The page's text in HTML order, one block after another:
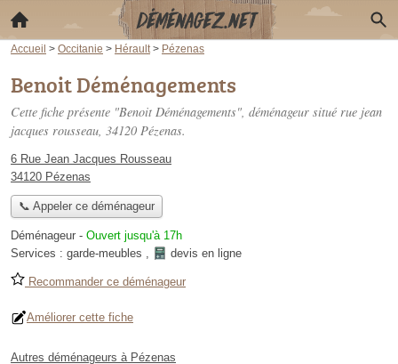
Accueil > Occitanie > Hérault > Pézenas
Benoit Déménagements
Cette fiche présente "Benoit Déménagements", déménageur situé rue jean
jacques rousseau, 34120 Pézenas.
6 Rue Jean Jacques Rousseau
34120 Pézenas
📞 Appeler ce déménageur
Déménageur - Ouvert jusqu'à 17h
Services : garde-meubles , devis en ligne
Recommander ce déménageur
Améliorer cette fiche
Autres déménageurs à Pézenas